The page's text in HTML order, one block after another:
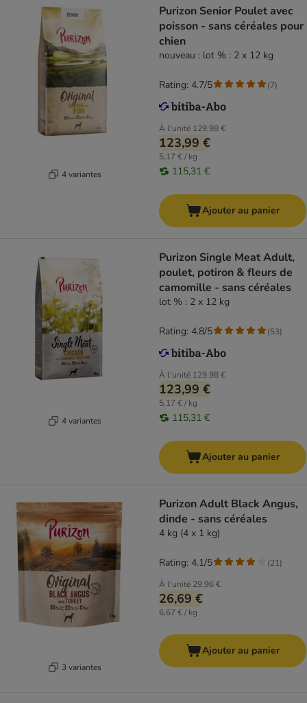
4 variantes
Purizon Senior Poulet avec
poisson - sans céréales pour
chien
nouveau : lot % : 2 x 12 kg
À l'unité 129,98 €
123,99 €
5,17 € / kg
115,31 €
Rating: 4.7/5 (7)
Ajouter au panier
4 variantes
Purizon Single Meat Adult,
poulet, potiron & fleurs de
camomille - sans céréales
lot % : 2 x 12 kg
À l'unité 129,98 €
123,99 €
5,17 € / kg
115,31 €
Rating: 4.8/5 (53)
Ajouter au panier
3 variantes
Purizon Adult Black Angus,
dinde - sans céréales
4 kg (4 x 1 kg)
À l'unité 29,96 €
26,69 €
6,67 € / kg
Rating: 4.1/5 (21)
Ajouter au panier